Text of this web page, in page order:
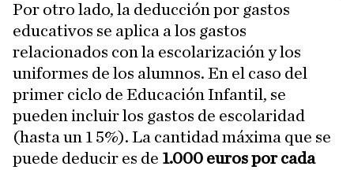
Por otro lado, la deducción por gastos
educativos se aplica a los gastos
relacionados con la escolarización y los
uniformes de los alumnos. En el caso del
primer ciclo de Educación Infantil, se
pueden incluir los gastos de escolaridad
(hasta un 1 5%). La cantidad máxima que se
puede deducir es de 1.000 euros por cada